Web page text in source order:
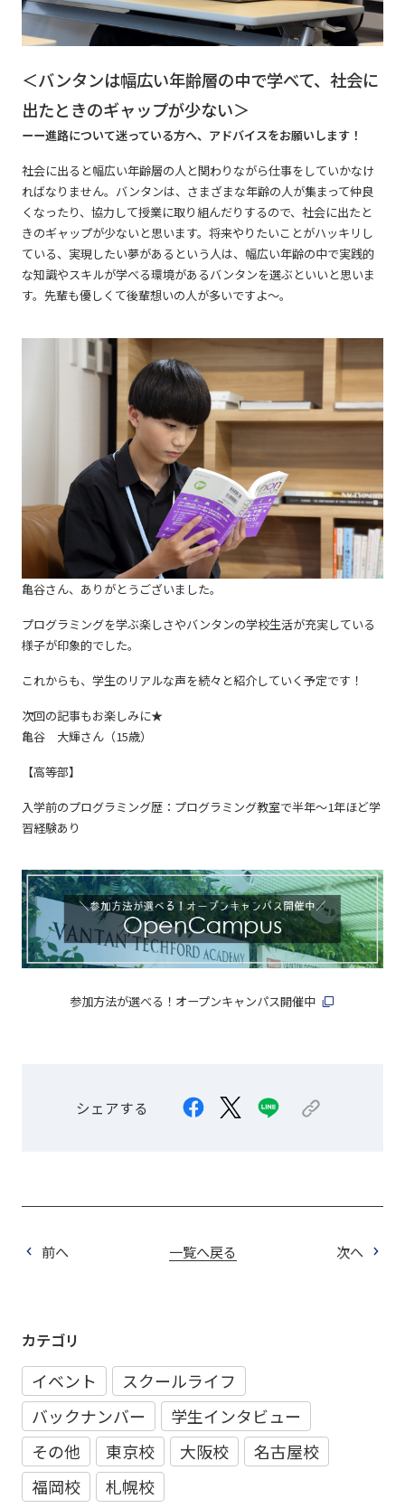
＜バンタンは幅広い年齢層の中で学べて、社会に
出たときのギャップが少ない＞
ーー進路について迷っている方へ、アドバイスをお願いします！
社会に出ると幅広い年齢層の人と関わりながら仕事をしていかなけ
ればなりません。バンタンは、さまざまな年齢の人が集まって仲良
くなったり、協力して授業に取り組んだりするので、社会に出たと
きのギャップが少ないと思います。将来やりたいことがハッキリし
ている、実現したい夢があるという人は、幅広い年齢の中で実践的
な知識やスキルが学べる環境があるバンタンを選ぶといいと思いま
す。先輩も優しくて後輩想いの人が多いですよ～。
亀谷さん、ありがとうございました。
プログラミングを学ぶ楽しさやバンタンの学校生活が充実している
様子が印象的でした。
これからも、学生のリアルな声を続々と紹介していく予定です！
次回の記事もお楽しみに★
亀谷 大輝さん（15歳）
【高等部】
入学前のプログラミング歴：プログラミング教室で半年〜1年ほど学
習経験あり
参加方法が選べる！オープンキャンパス開催中
シェアする
前へ 一覧へ戻る 次へ
カテゴリ
イベント
スクールライフ
バックナンバー
学生インタビュー
その他
東京校 大阪校
名古屋校
福岡校
札幌校